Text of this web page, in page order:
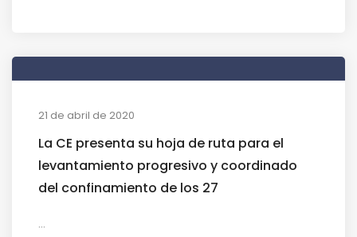
21 de abril de 2020
La CE presenta su hoja de ruta para el
levantamiento progresivo y coordinado
del confinamiento de los 27
...